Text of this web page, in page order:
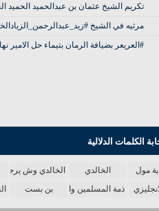
تكريم الشيخ عثمان بن عبدالحميد الحميد
‏مرثيه في الشيخ
#العريعر بضيافة الرمان بتيماء حل الامير
الكلمات الدلالية
مول الخالدي الخالدي وش يرجع
ذمة المسلمين واحدة بن بست